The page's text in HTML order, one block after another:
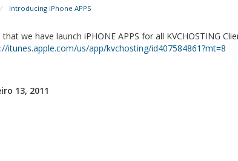
Introducing iPhone APPS
we have launch iPHONE APPS for all KVCHOSTING
itunes.apple.com/us/app/kvchosting/id407584861?mt=8
13, 2011